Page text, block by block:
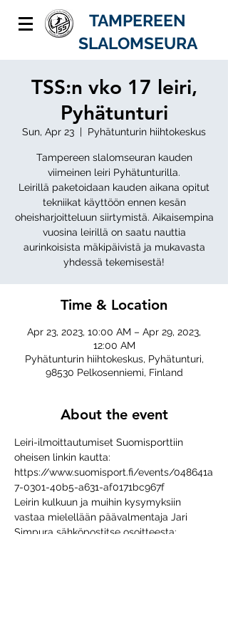
TAMPEREEN
SLALOMSEURA
TSS:n vko 17 leiri,
Pyhätunturi
Sun, Apr 23
  |
Pyhätunturin hiihtokeskus
Tampereen slalomseuran kauden
viimeinen leiri Pyhätunturilla.
Leirillä paketoidaan kauden aikana opitut
tekniikat käyttöön ennen kesän
oheisharjoitteluun siirtymistä. Aikaisempina
vuosina leirillä on saatu nauttia
aurinkoisista mäkipäivistä ja mukavasta
yhdessä tekemisestä!
Time & Location
Apr 23, 2023, 10:00 AM – Apr 29, 2023,
12:00 AM
Pyhätunturin hiihtokeskus, Pyhätunturi,
98530 Pelkosenniemi, Finland
About the event
Leiri-ilmoittautumiset Suomisporttiin
oheisen linkin kautta:
https://www.suomisport.fi/events/048641a
7-0301-40b5-a631-af0171bc967f
Leirin kulkuun ja muihin kysymyksiin
vastaa mielellään päävalmentaja Jari
Simpura sähköpostitse osoitteesta: